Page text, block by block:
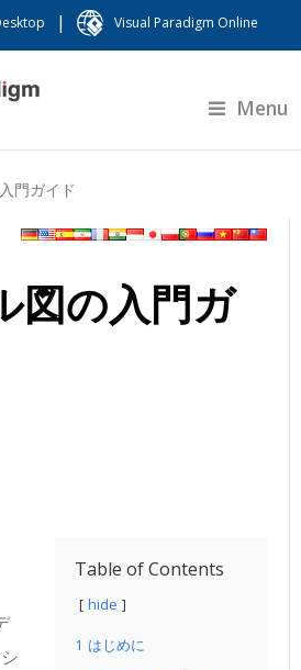
| Visual Paradigm Online
Menu
門ガイド
図の入門ガ
Table of Contents
hide
1 はじめに